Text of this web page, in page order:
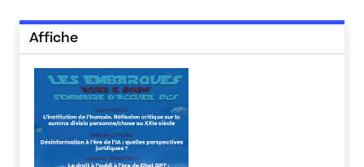
Affiche